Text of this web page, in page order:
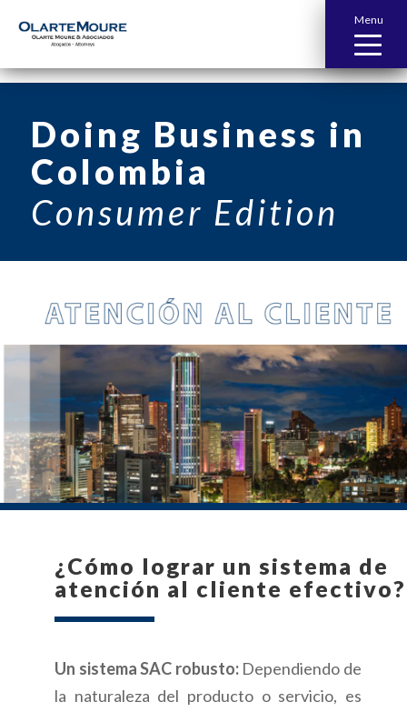
Menu
Doing Business in
Colombia
Consumer Edition
¿Cómo lograr un sistema de
atención al cliente efectivo?
Un sistema SAC robusto:Dependiendo de
la naturaleza del producto o servicio, es